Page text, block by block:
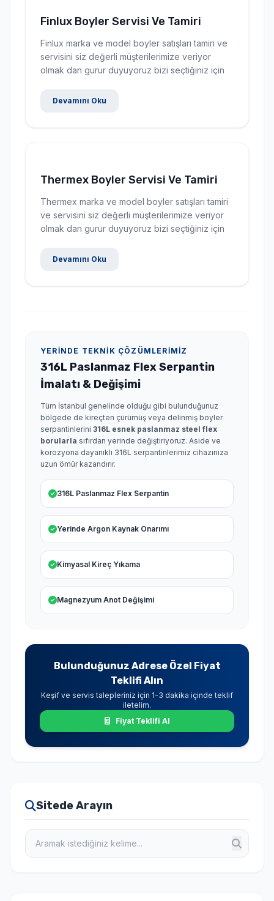
Finlux Boyler Servisi Ve Tamiri
Finlux marka ve model boyler satışları tamiri ve
servisini siz değerli müşterilerimize veriyor
olmak dan gurur duyuyoruz bizi seçtiğiniz için
Devamını Oku
Thermex Boyler Servisi Ve Tamiri
Thermex marka ve model boyler satışları tamiri
ve servisini siz değerli müşterilerimize veriyor
olmak dan gurur duyuyoruz bizi seçtiğiniz için
Devamını Oku
YERINDE TEKNIK ÇÖZÜMLERIMIZ
316L Paslanmaz Flex Serpantin
İmalatı & Değişimi
Tüm İstanbul genelinde olduğu gibi bulunduğunuz
bölgede de kireçten çürümüş veya delinmiş boyler
serpantinlerini 316L esnek paslanmaz steel flex
borularla sıfırdan yerinde değiştiriyoruz. Aside ve
korozyona dayanıklı 316L serpantinlerimiz cihazınıza
uzun ömür kazandırır.
316L Paslanmaz Flex Serpantin
Yerinde Argon Kaynak Onarımı
Kimyasal Kireç Yıkama
Magnezyum Anot Değişimi
Bulunduğunuz Adrese Özel Fiyat
Teklifi Alın
Keşif ve servis talepleriniz için 1-3 dakika içinde teklif
iletelim.
Fiyat Teklifi Al
Sitede Arayın